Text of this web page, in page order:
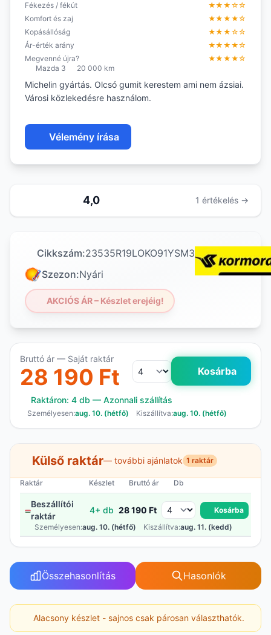
Fékezés / fékút
★★★☆☆
Komfort és zaj
★★★★☆
Kopásállóság
★★★☆☆
Ár-érték arány
★★★★☆
Megvenné újra?
★★★★☆
Mazda 3
20 000 km
Michelin gyártás. Olcsó gumit kerestem ami nem ázsiai.
Városi közlekedésre használom.
Vélemény írása
4,0 1 értékelés →
Cikkszám:23535R19LOKO91YSM3
Szezon:Nyári
AKCIÓS ÁR – Készlet erejéig!
Bruttó ár — Saját raktár
28 190 Ft Kosárba
Raktáron: 4 db — Azonnali szállítás
Személyesen:aug. 10. (hétfő) Kiszállítva:aug. 10. (hétfő)
Külső raktár— további ajánlatok 1 raktár
Raktár Készlet Bruttó ár Db
Beszállítói
raktár
4+ db 28 190 Ft
Kosárba
Személyesen:aug. 10. (hétfő) Kiszállítva:aug. 11. (kedd)
Összehasonlítás Hasonlók
Alacsony készlet - sajnos csak párosan választhatók.